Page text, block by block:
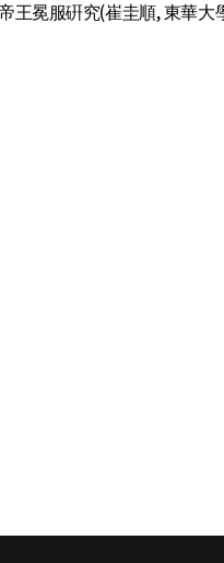
王冕服硏究(崔圭順, 東華